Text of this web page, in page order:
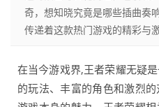
奇，想知晓究竟是哪些插曲奏
传递着这款热门游戏的精彩与激
在当今游戏界,王者荣耀无疑
的玩法、丰富的角色和激烈